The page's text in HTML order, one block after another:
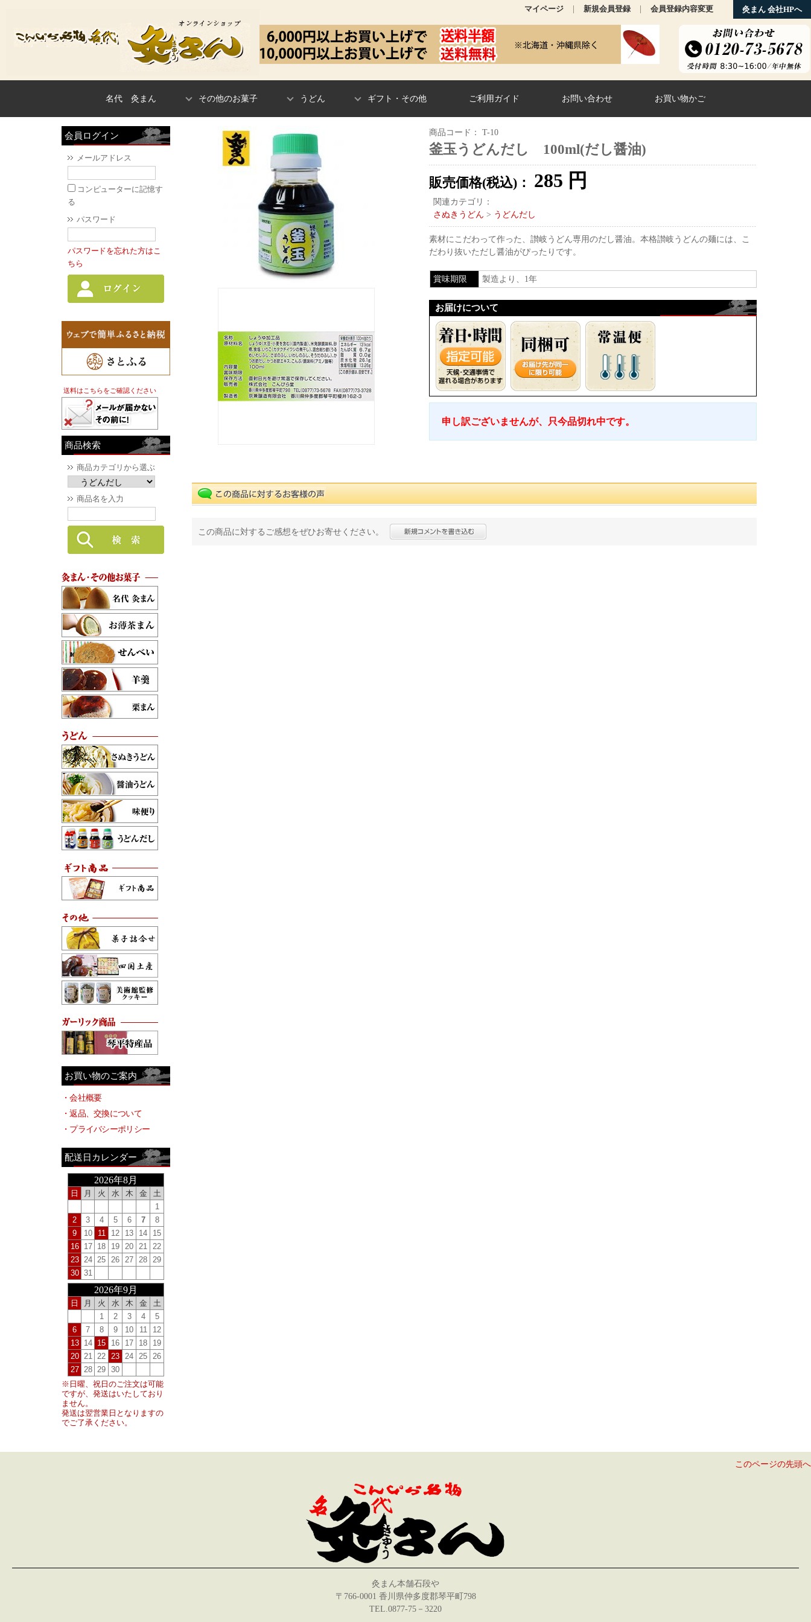
灸まん 会社HPへ
マイページ | 新規会員登録 | 会員登録内容変更
名代 灸まん その他のお菓子 うどん ギフト・その他 ご利用ガイド お問い合わせ お買い物かご
会員ログイン
メールアドレス
コンピューターに記憶す
る
パスワード
パスワードを忘れた方はこ
ちら
送料はこちらをご確認ください
商品検索
商品カテゴリから選ぶ
商品名を入力
お買い物のご案内
・会社概要
・返品、交換について
・プライバシーポリシー
配送日カレンダー
2026年8月
日 月 火 水 木 金
土
1
2
3 4 5 6 7
8
9
10 11 12 13 14
15
16
17 18 19 20 21 22
23 24 25 26 27 28 29
30 31
2026年9月
日 月 火 水 木 金
土
1
2 3 4
5
6
7 8 9 10 11
12
13
14 15 16 17 18
19
20 21 22 23 24 25 26
27 28 29 30
※日曜、祝日のご注文は可能
ですが、発送はいたしており
ません。
発送は翌営業日となりますの
でご了承ください。
商品コード： T-10
釜玉うどんだし 100ml(だし醤油)
販売価格(税込)： 285 円
関連カテゴリ：
さぬきうどん > うどんだし
素材にこだわって作った、讃岐うどん専用のだし醤油。本格讃岐うどんの麺には、こ
だわり抜いただし醤油がぴったりです。
賞味期限 製造より、1年
お届けについて
申し訳ございませんが、只今品切れ中です。
この商品に対するご感想をぜひお寄せください。
このページの先頭へ
灸まん本舗石段や
〒766-0001 香川県仲多度郡琴平町798
TEL.0877-75－3220